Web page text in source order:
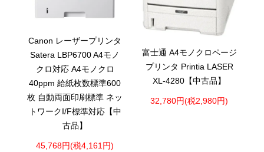
Canon レーザープリンタ
Satera LBP6700 A4モノ
クロ対応 A4モノクロ
40ppm 給紙枚数標準600
枚 自動両面印刷標準 ネッ
トワークI/F標準対応【中
古品】
45,768円(税4,161円)
富士通 A4モノクロページ
プリンタ Printia LASER
XL-4280【中古品】
32,780円(税2,980円)